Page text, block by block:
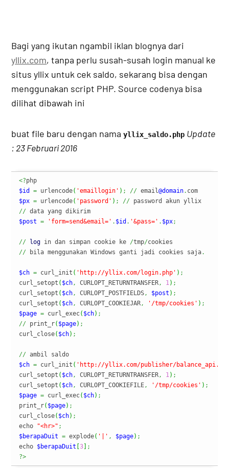
Bagi yang ikutan ngambil iklan blognya dari
yllix.com, tanpa perlu susah-susah login manual ke
situs yllix untuk cek saldo, sekarang bisa dengan
menggunakan script PHP. Source codenya bisa
dilihat dibawah ini
buat file baru dengan namayllix_saldo.php Update
: 23 Februari 2016
<?
$id
= urlencode( 'emaillogin' ) ; // email@domain.
$px = urlencode( 'password' ) ; //
//
$post
= 'form=send&email=' . $id . '&pass=' . $px;
// log in dan simpan cookie ke /tmp/
// bila menggunakan Windows ganti jadi cookies saja.
$ch = curl_init ( 'http://yllix.com/login.php' ) ;
curl_setopt ( $ch, CURLOPT_RETURNTRANSFER, 1) ;
curl_setopt ( $ch, CURLOPT_POSTFIELDS, $post ) ;
curl_setopt ( $ch, CURLOPT_COOKIEJAR, '/tmp/cookies' ) ;
$page = curl_exec( $ch) ;
// print_r( $page) ;
curl_close( $ch) ;
//
$ch = curl_init ( 'http://yllix.com/publisher/
curl_setopt ( $ch, CURLOPT_RETURNTRANSFER, 1) ;
curl_setopt ( $ch, CURLOPT_COOKIEFILE, '/tmp/cookies' ) ;
$page = curl_exec( $ch) ;
print_r( $page) ;
curl_close( $ch) ;
echo
"<hr>" ;
$berapaDuit
= explode( '|' , $page) ;
echo $berapaDuit [3
;
?>